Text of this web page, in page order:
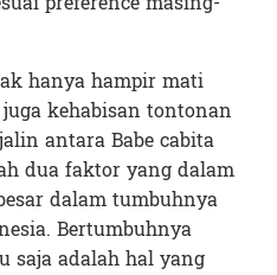
hanya hampir mati
kehabisan tontonan
antara Babe cabita
dua faktor yang dalam
dalam tumbuhnya
Bertumbuhnya
saja adalah hal yang